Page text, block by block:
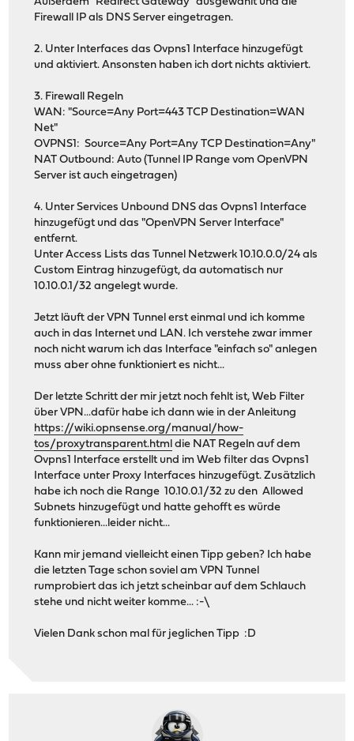
Firewall IP als DNS Server eingetragen.
2. Unter Interfaces das Ovpns1 Interface hinzugefügt
und aktiviert. Ansonsten haben ich dort nichts aktiviert.
3. Firewall Regeln
WAN: "Source=Any Port=443 TCP Destination=WAN
Net"
OVPNS1: Source=Any Port=Any TCP Destination=Any"
NAT Outbound: Auto (Tunnel IP Range vom OpenVPN
Server ist auch eingetragen)
4. Unter Services Unbound DNS das Ovpns1 Interface
hinzugefügt und das "OpenVPN Server Interface"
entfernt.
Unter Access Lists das Tunnel Netzwerk 10.10.0.0/24 als
Custom Eintrag hinzugefügt, da automatisch nur
10.10.0.1/32 angelegt wurde.
Jetzt läuft der VPN Tunnel erst einmal und ich komme
auch in das Internet und LAN. Ich verstehe zwar immer
noch nicht warum ich das Interface "einfach so" anlegen
muss aber ohne funktioniert es nicht...
Der letzte Schritt der mir jetzt noch fehlt ist, Web Filter
über VPN...dafür habe ich dann wie in der Anleitung
https://wiki.opnsense.org/manual/how-
tos/proxytransparent.html die NAT Regeln auf dem
Ovpns1 Interface erstellt und im Web filter das Ovpns1
Interface unter Proxy Interfaces hinzugefügt. Zusätzlich
habe ich noch die Range 10.10.0.1/32 zu den Allowed
Subnets hinzugefügt und hatte gehofft es würde
funktionieren...leider nicht...
Kann mir jemand vielleicht einen Tipp geben? Ich habe
die letzten Tage schon soviel am VPN Tunnel
rumprobiert das ich jetzt scheinbar auf dem Schlauch
stehe und nicht weiter komme... :-\
Vielen Dank schon mal für jeglichen Tipp :D